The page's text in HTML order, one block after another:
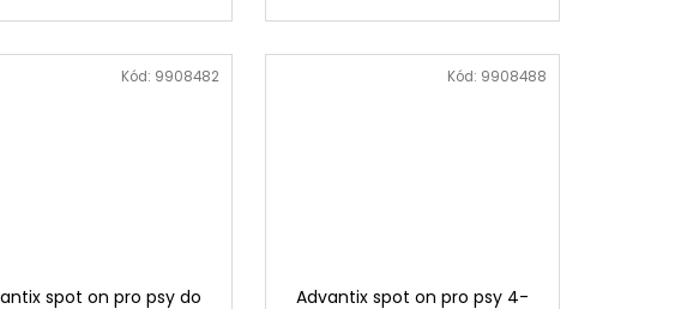
spot on pro psy do
Kód: 9908482
Advantix spot on pro psy 4-
Kód: 9908488